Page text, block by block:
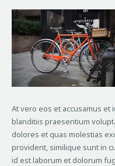
At vero eos et accusamus
blanditiis praesentium
dolores et quas molestias
provident, similique sunt in
id est laborum et dolorum